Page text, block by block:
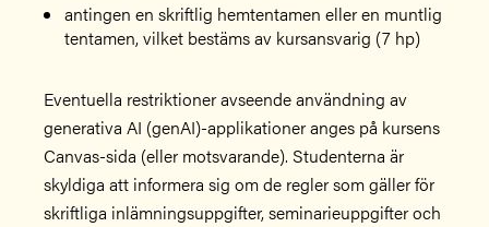
antingen en skriftlig hemtentamen eller en muntlig
tentamen, vilket bestäms av kursansvarig (7 hp)
Eventuella restriktioner avseende användning av
generativa AI (genAI)-applikationer anges på kursens
Canvas-sida (eller motsvarande). Studenterna är
skyldiga att informera sig om de regler som gäller för
skriftliga inlämningsuppgifter, seminarieuppgifter och